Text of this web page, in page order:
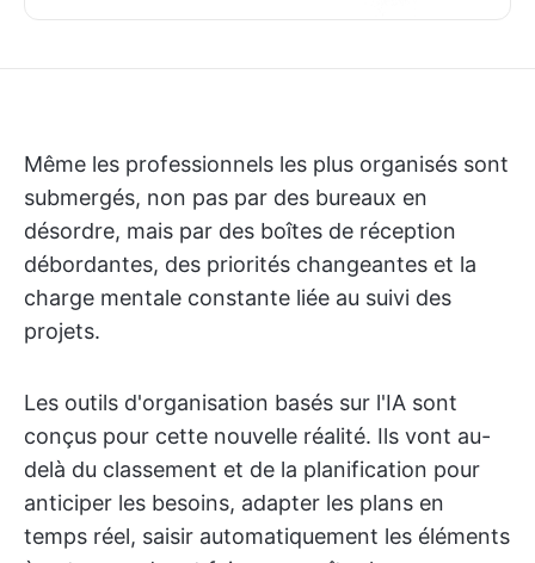
Même les professionnels les plus organisés sont
submergés, non pas par des bureaux en
désordre, mais par des boîtes de réception
débordantes, des priorités changeantes et la
charge mentale constante liée au suivi des
projets.
Les outils d'organisation basés sur l'IA sont
conçus pour cette nouvelle réalité. Ils vont au-
delà du classement et de la planification pour
anticiper les besoins, adapter les plans en
temps réel, saisir automatiquement les éléments